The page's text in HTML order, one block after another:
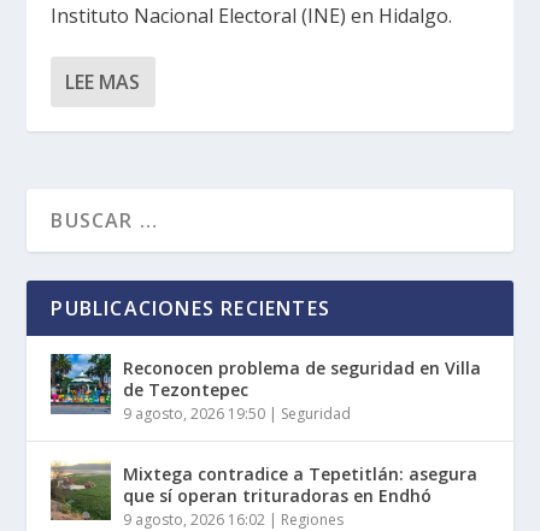
Instituto Nacional Electoral (INE) en Hidalgo.
LEE MAS
PUBLICACIONES RECIENTES
Reconocen problema de seguridad en Villa
de Tezontepec
9 agosto, 2026 19:50 | Seguridad
Mixtega contradice a Tepetitlán: asegura
que sí operan trituradoras en Endhó
9 agosto, 2026 16:02 | Regiones